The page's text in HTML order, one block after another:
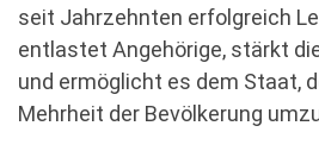
seit Jahrzehnten erfolgreich
entlastet Angehörige, stärkt
und ermöglicht es dem Staat,
Mehrheit der Bevölkerung